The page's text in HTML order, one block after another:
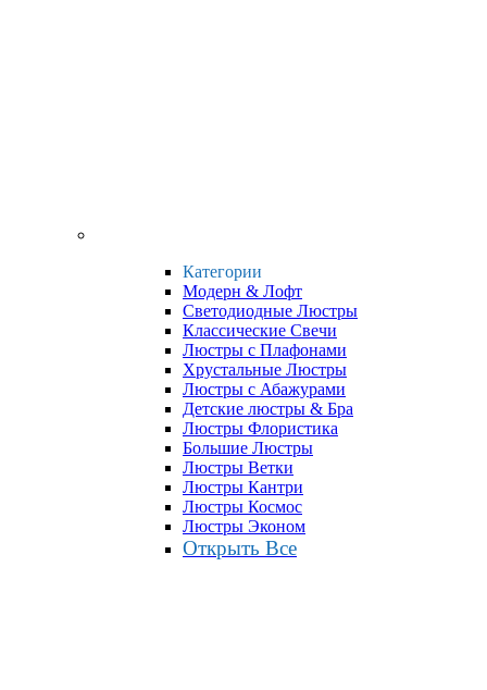
Категории
Модерн & Лофт
Светодиодные Люстры
Классические Свечи
Люстры с Плафонами
Хрустальные Люстры
Люстры с Абажурами
Детские люстры & Бра
Люстры Флористика
Большие Люстры
Люстры Ветки
Люстры Кантри
Люстры Космос
Люстры Эконом
Открыть Все